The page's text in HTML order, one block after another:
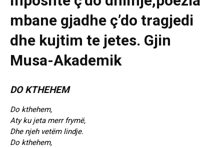
mbane gjadhe ç’do tragjedi
dhe kujtim te jetes. Gjin
Musa-Akademik
DO KTHEHEM
Do kthehem,
Aty ku jeta merr frymë,
Dhe njeh vetëm lindje.
Do kthehem,